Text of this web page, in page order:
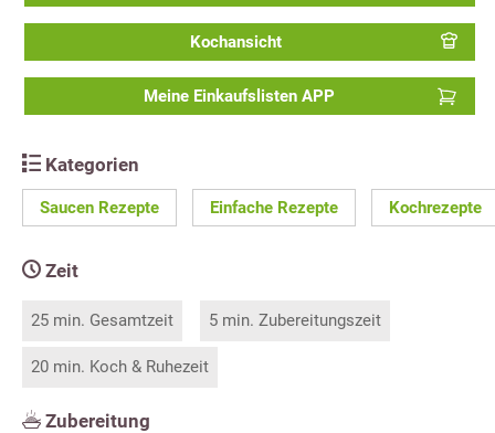
Kochansicht
Meine Einkaufslisten APP
Kategorien
Saucen Rezepte Einfache Rezepte Kochrezepte
Zeit
25 min. Gesamtzeit 5 min. Zubereitungszeit
20 min. Koch & Ruhezeit
Zubereitung